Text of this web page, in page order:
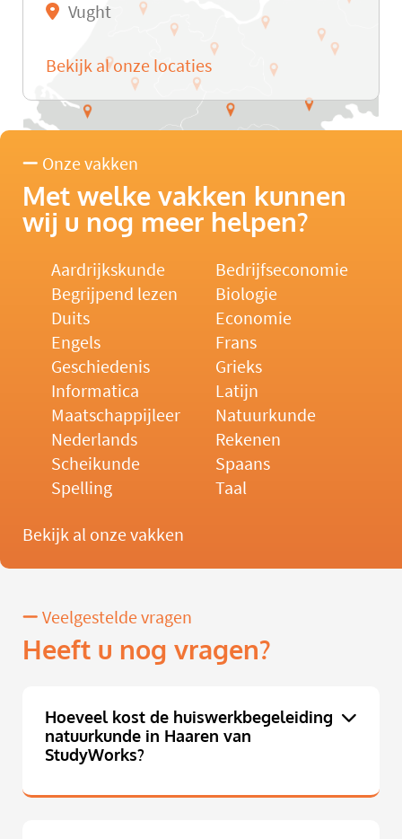
Vught
Bekijk al onze locaties
Onze vakken
Met welke vakken kunnen
wij u nog meer helpen?
Aardrijkskunde
Bedrijfseconomie
Begrijpend lezen
Biologie
Duits
Economie
Engels
Frans
Geschiedenis
Grieks
Informatica
Latijn
Maatschappijleer
Natuurkunde
Nederlands
Rekenen
Scheikunde
Spaans
Spelling
Taal
Bekijk al onze vakken
Veelgestelde vragen
Heeft u nog vragen?
Hoeveel kost de huiswerkbegeleiding
natuurkunde in Haaren van
StudyWorks?